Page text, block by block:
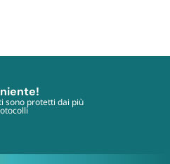
sono protetti dai più